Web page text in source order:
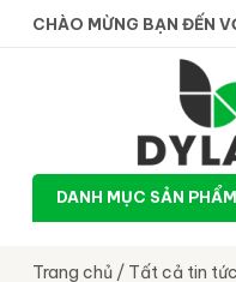
CHÀO MỪNG BẠN ĐẾN
DANH MỤC SẢN PHẨM
Trang chủ / Tất cả tin tức